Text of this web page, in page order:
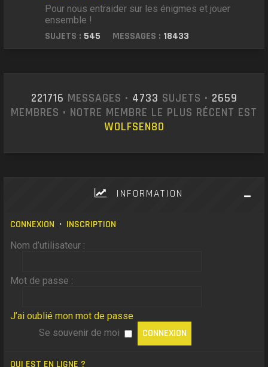
Pour nous entraider sur les énigmes et jouer
ensemble !
SUJETS : 545 MESSAGES : 18433
221716 MESSAGES • 4733 SUJETS • 2659
MEMBRES • NOTRE MEMBRE LE PLUS RÉCENT EST
WOLFSEN80
INFORMATION
CONNEXION • INSCRIPTION
Nom d’utilisateur :
Mot de passe :
J’ai oublié mon mot de passe
Se souvenir de moi
QUI EST EN LIGNE ?